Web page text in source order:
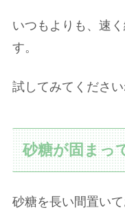
いつもよりも、速
す。
試してみてください
砂糖が固まっ
砂糖を長い間置い